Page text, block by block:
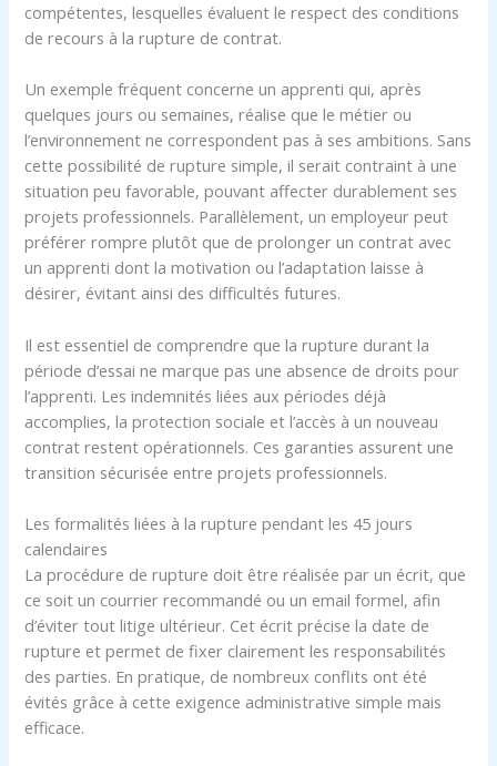
compétentes, lesquelles évaluent le respect des conditions
de recours à la rupture de contrat.
Un exemple fréquent concerne un apprenti qui, après
quelques jours ou semaines, réalise que le métier ou
l’environnement ne correspondent pas à ses ambitions. Sans
cette possibilité de rupture simple, il serait contraint à une
situation peu favorable, pouvant affecter durablement ses
projets professionnels. Parallèlement, un employeur peut
préférer rompre plutôt que de prolonger un contrat avec
un apprenti dont la motivation ou l’adaptation laisse à
désirer, évitant ainsi des difficultés futures.
Il est essentiel de comprendre que la rupture durant la
période d’essai ne marque pas une absence de droits pour
l’apprenti. Les indemnités liées aux périodes déjà
accomplies, la protection sociale et l’accès à un nouveau
contrat restent opérationnels. Ces garanties assurent une
transition sécurisée entre projets professionnels.
Les formalités liées à la rupture pendant les 45 jours
calendaires
La procédure de rupture doit être réalisée par un écrit, que
ce soit un courrier recommandé ou un email formel, afin
d’éviter tout litige ultérieur. Cet écrit précise la date de
rupture et permet de fixer clairement les responsabilités
des parties. En pratique, de nombreux conflits ont été
évités grâce à cette exigence administrative simple mais
efficace.